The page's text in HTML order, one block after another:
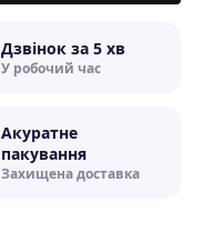
Дзвінок за 5 хв
У робочий час
Акуратне
пакування
Захищена доставка